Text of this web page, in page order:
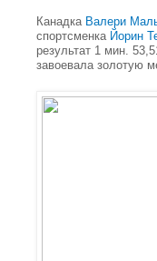
Канадка Валери
спортсменка Йорин
результат 1 мин.
завоевала золотую